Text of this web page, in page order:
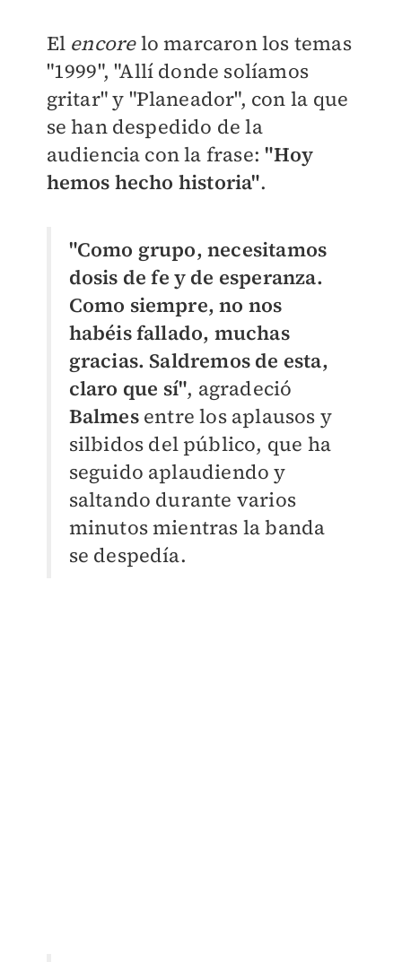
El encorelo marcaron los temas
"1999", "Allí donde solíamos
gritar" y "Planeador", con la que
se han despedido de la
audiencia con la frase:"Hoy
hemos hecho historia".
"Como grupo, necesitamos
dosis de fe y de esperanza.
Como siempre, no nos
habéis fallado, muchas
gracias. Saldremos de esta,
claro que sí", agradeció
Balmes entre los aplausos y
silbidos del público, que ha
seguido aplaudiendo y
saltando durante varios
minutos mientras la banda
se despedía.